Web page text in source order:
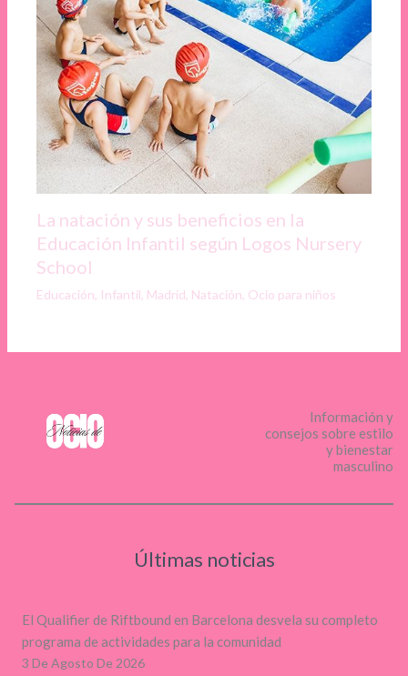
La natación y sus beneficios en la
Educación Infantil según Logos Nursery
School
Educación, Infantil, Madrid, Natación, Ocio para niños
Información y
consejos sobre estilo
y bienestar
masculino
Últimas noticias
El Qualifier de Riftbound en Barcelona desvela su completo
programa de actividades para la comunidad
3 De Agosto De 2026